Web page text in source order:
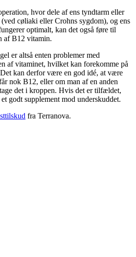
hvor dele af ens tyndtarm eller
cøliaki eller Crohns sygdom), og ens
optimalt, kan det også føre til
af B12 vitamin.
er altså enten problemer med
af vitaminet, hvilket kan forekomme på
kan derfor være en god idé, at være
nok B12, eller om man af en anden
det i kroppen. Hvis det er tilfældet,
godt supplement mod underskuddet.
fra Terranova.